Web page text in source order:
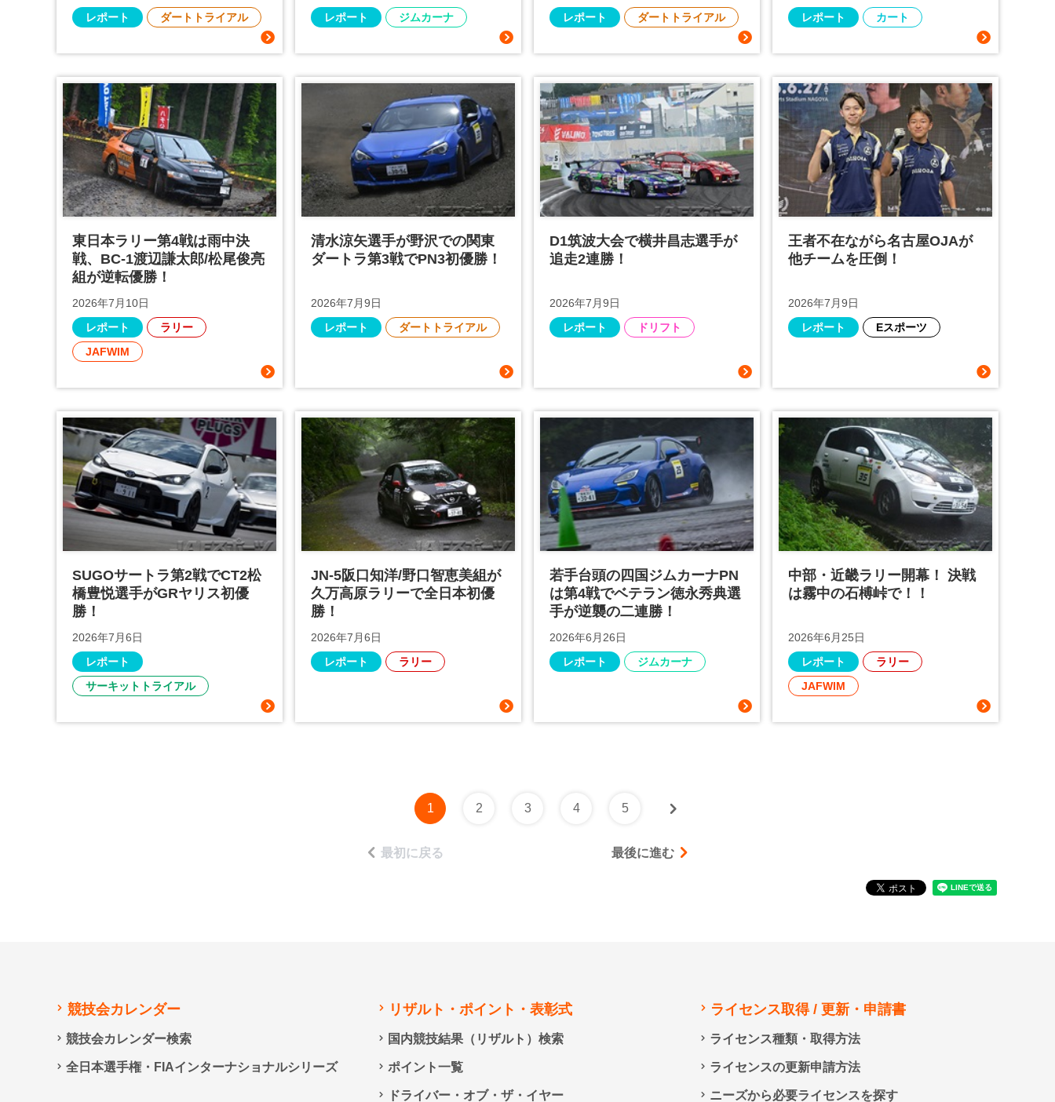
レポート
ダートトライアル
レポート
ジムカーナ
レポート
ダートトライアル
レポート
カート
東日本ラリー第4戦は雨中決
戦、BC-1渡辺謙太郎/松尾俊亮
組が逆転優勝！
2026年7月10日
レポート
ラリー
JAFWIM
清水涼矢選手が野沢での関東
ダートラ第3戦でPN3初優勝！
2026年7月9日
レポート
ダートトライアル
D1筑波大会で横井昌志選手が
追走2連勝！
2026年7月9日
レポート
ドリフト
王者不在ながら名古屋OJAが
他チームを圧倒！
2026年7月9日
レポート
Eスポーツ
SUGOサートラ第2戦でCT2松
橋豊悦選手がGRヤリス初優
勝！
2026年7月6日
レポート
サーキットトライアル
JN-5阪口知洋/野口智恵美組が
久万高原ラリーで全日本初優
勝！
2026年7月6日
レポート
ラリー
若手台頭の四国ジムカーナPN
は第4戦でベテラン徳永秀典選
手が逆襲の二連勝！
2026年6月26日
レポート
ジムカーナ
中部・近畿ラリー開幕！ 決戦
は霧中の石榑峠で！！
2026年6月25日
レポート
ラリー
JAFWIM
1 2 3 4 5
最初に戻る 最後に進む
競技会カレンダー
競技会カレンダー検索
全日本選手権・FIAインターナショナルシリーズ
リザルト・ポイント・表彰式
国内競技結果（リザルト）検索
ポイント一覧
ドライバー・オブ・ザ・イヤー
ライセンス取得 / 更新・申請書
ライセンス種類・取得方法
ライセンスの更新申請方法
ニーズから必要ライセンスを探す